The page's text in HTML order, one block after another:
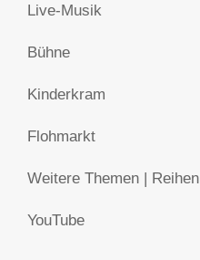
Live-Musik
Bühne
Kinderkram
Flohmarkt
Weitere Themen | Reihen
YouTube